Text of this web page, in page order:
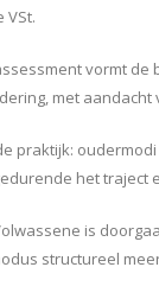
VSt.
vormt de
met
praktijk:
het traject
is
structureel